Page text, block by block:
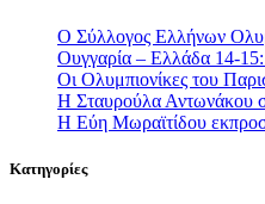
Ο Σύλλογος Ελλήνων
Ουγγαρία – Ελλάδα 14-15:
Οι Ολυμπιονίκες του
Η Σταυρούλα Αντωνάκου
Η Εύη Μωραϊτίδου
Κατηγορίες